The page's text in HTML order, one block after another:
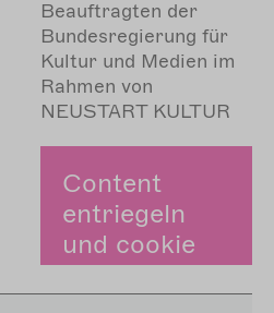
Beauftragten der
Bundesregierung für
Kultur und Medien im
Rahmen von
NEUSTART KULTUR
Content
entriegeln
und cookie
zustimmen.